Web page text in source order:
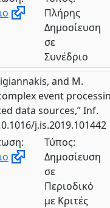
Πλήρης
Δημοσίευση
σε
Συνέδριο
and M.
event
data sources,” Inf.
j.is.2019.101442
Τύπος:
Δημοσίευση
σε
Περιοδικό
με Κριτές